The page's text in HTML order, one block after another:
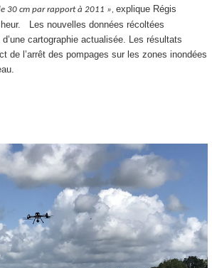
30 cm par rapport à 2011 », explique Régis
Les nouvelles données récoltées
cartographie actualisée. Les résultats
de l’arrêt des pompages sur les zones inondées